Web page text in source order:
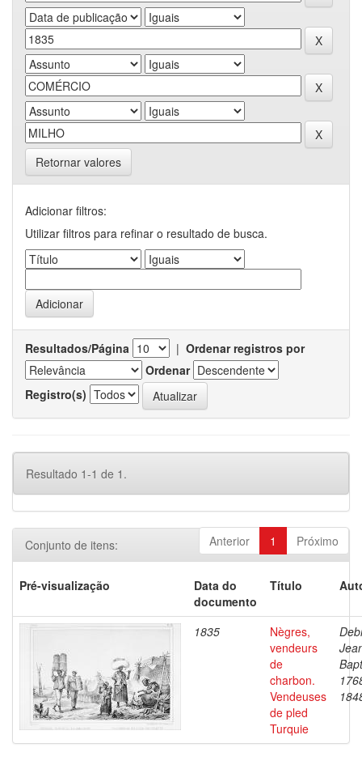
Retornar valores
Adicionar filtros:
Utilizar filtros para refinar o resultado de busca.
Resultados/Página | Ordenar registros por
Ordenar
Registro(s)
Resultado 1-1 de 1.
Anterior 1 Próximo
Conjunto de itens:
Pré-visualização
Data do
documento
Título
1835
Nègres,
vendeurs
de
charbon.
Vendeuses
de pled
Turquie